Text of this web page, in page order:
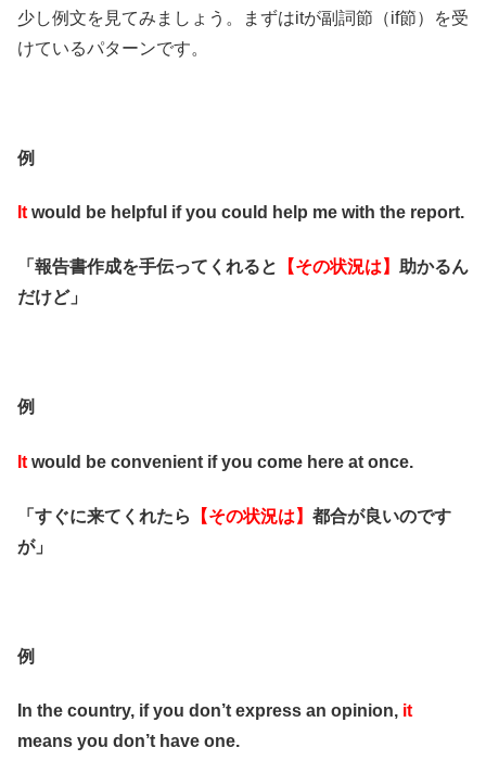
少し例文を見てみましょう。まずはitが副詞節（if節）を受
けているパターンです。
例
It would be helpful if you could help me with the report.
「報告書作成を手伝ってくれると 【その状況は】 助かるん
だけど」
例
It would be convenient if you come here at once.
「すぐに来てくれたら 【その状況は】 都合が良いのです
が」
例
In the country, if you don’t express an opinion, it
means you don’t have one.